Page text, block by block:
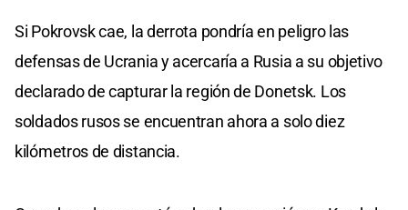
Si Pokrovsk cae, la derrota pondría en peligro las
defensas de Ucrania y acercaría a Rusia a su objetivo
declarado de capturar la región de Donetsk. Los
soldados rusos se encuentran ahora a solo diez
kilómetros de distancia.